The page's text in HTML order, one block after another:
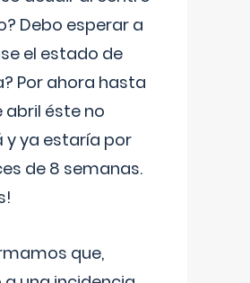
Debo esperar a
el estado de
Por ahora hasta
abril éste no
y ya estaría por
de 8 semanas.
que,